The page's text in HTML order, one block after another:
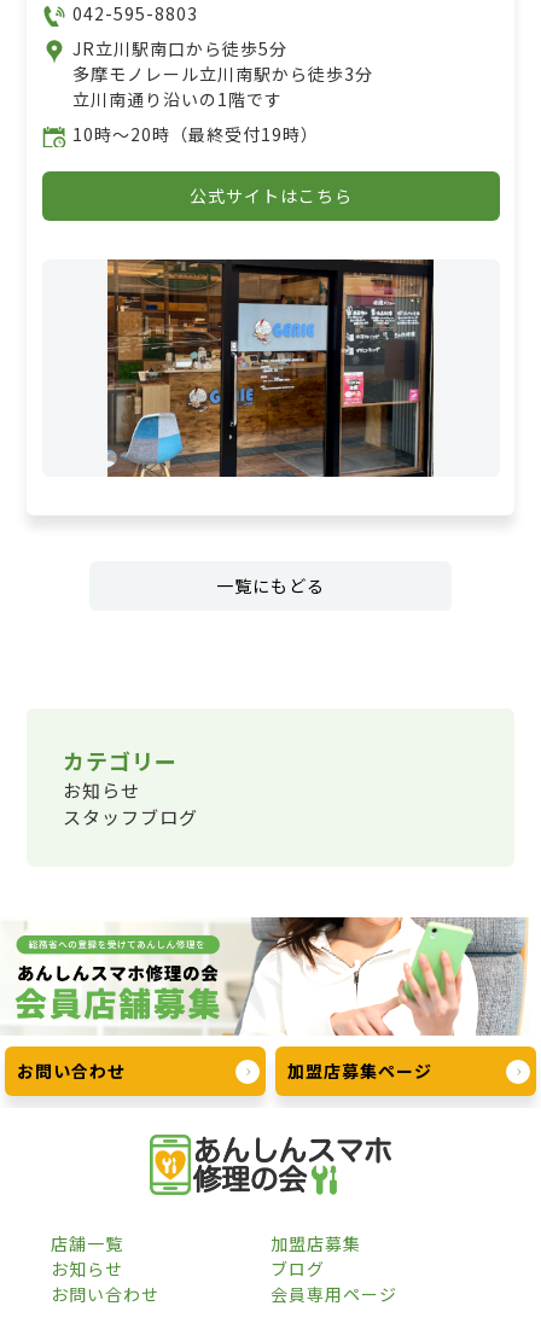
042-595-8803
JR立川駅南口から徒歩5分
多摩モノレール立川南駅から徒歩3分
立川南通り沿いの1階です
10時〜20時（最終受付19時）
公式サイトはこちら
一覧にもどる
カテゴリー
お知らせ
スタッフブログ
お問い合わせ 加盟店募集ページ
店舗一覧
加盟店募集
お知らせ
ブログ
お問い合わせ
会員専用ページ